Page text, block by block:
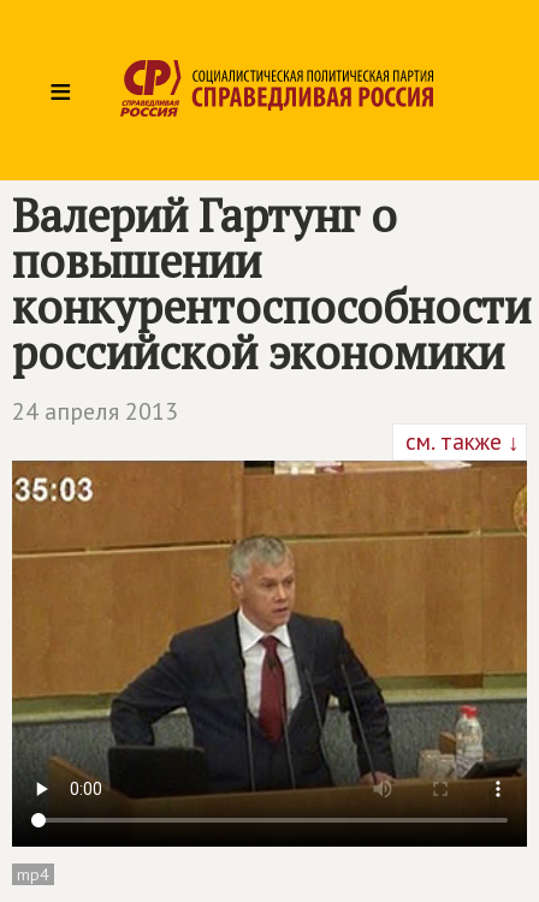
≡
Валерий Гартунг о
повышении
конкурентоспособности
российской экономики
24 апреля 2013
см. также ↓
mp4